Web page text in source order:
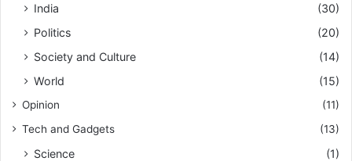
India
(30)
Politics
(20)
Society and Culture
(14)
World
(15)
Opinion
(11)
Tech and Gadgets
(13)
Science (1)